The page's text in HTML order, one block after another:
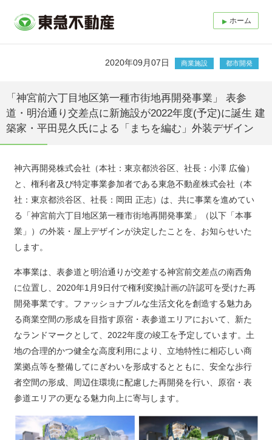
ホーム
2020年09月07日 商業施設 都市開発
「神宮前六丁目地区第一種市街地再開発事業」 表参
道・明治通り交差点に新施設が2022年度(予定)に誕生 建
築家・平田晃久氏による「まちを編む」外装デザイン
神六再開発株式会社（本社：東京都渋谷区、社長：小澤 広倫）
と、権利者及び特定事業参加者である東急不動産株式会社（本
社：東京都渋谷区、社長：岡田 正志）は、共に事業を進めてい
る「神宮前六丁目地区第一種市街地再開発事業」（以下「本事
業」）の外装・屋上デザインが決定したことを、お知らせいた
します。
本事業は、表参道と明治通りが交差する神宮前交差点の南西角
に位置し、2020年1月9日付で権利変換計画の許認可を受けた再
開発事業です。ファッショナブルな生活文化を創造する魅力あ
る商業空間の形成を目指す原宿・表参道エリアにおいて、新た
なランドマークとして、2022年度の竣工を予定しています。土
地の合理的かつ健全な高度利用により、立地特性に相応しい商
業拠点等を整備してにぎわいを形成するとともに、安全な歩行
者空間の形成、周辺住環境に配慮した再開発を行い、原宿・表
参道エリアの更なる魅力向上に寄与します。